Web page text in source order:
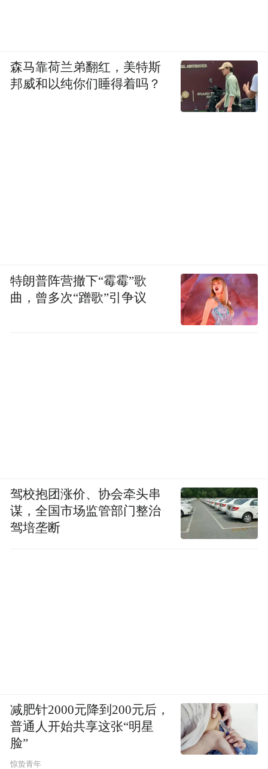
森马靠荷兰弟翻红，美特斯
邦威和以纯你们睡得着吗？
特朗普阵营撤下“霉霉”歌
曲，曾多次“蹭歌”引争议
驾校抱团涨价、协会牵头串
谋，全国市场监管部门整治
驾培垄断
减肥针2000元降到200元后，
普通人开始共享这张“明星
脸”
惊蛰青年